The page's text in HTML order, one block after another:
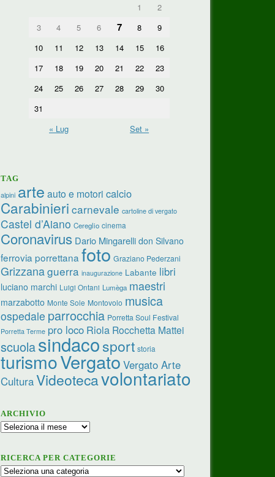
1
2
3
4 5 6 7 8
9
10
11 12 13 14 15
16
17
18 19 20 21 22
23
24
25 26 27 28 29
30
31
« Lug
Set »
TAG
alpini arte auto e motori calcio
Carabinieri carnevale cartoline di vergato
Castel d’Aiano Cereglio cinema
Coronavirus Dario Mingarelli don Silvano
ferrovia porrettana foto Graziano Pederzani
Grizzanaguerra inaugurazione Labante libri
luciano marchi Luigi Ontani Lumèga maestri
marzabotto Monte Sole Montovolo musica
ospedale parrocchia Porretta Soul Festival
Porretta Terme pro loco Riola Rocchetta Mattei
scuolasindacosport storia
turismoVergato Vergato Arte
CulturaVideotecavolontariato
ARCHIVIO
Archivio
RICERCA PER CATEGORIE
Ricerca